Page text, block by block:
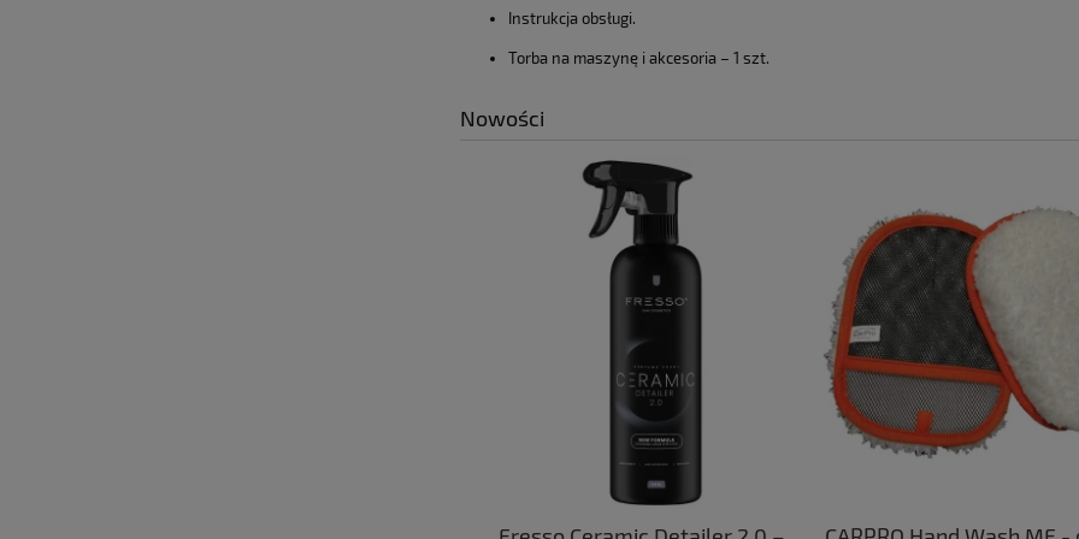
Instrukcja obsługi.
Torba na maszynę i akcesoria – 1 szt.
Nowości